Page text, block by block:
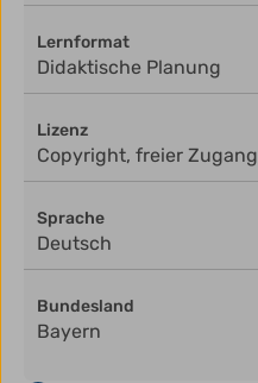
Lernformat
Didaktische Planung
Lizenz
Copyright, freier Zugang
Sprache
Deutsch
Bundesland
Bayern